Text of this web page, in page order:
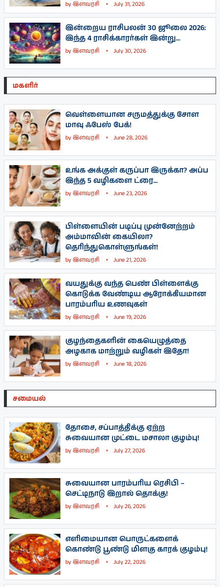
byஇளவரசி July 31, 2026
இன்றைய ராசிபலன் 30 ஜூலை 2026:
இந்த 4 ராசிக்காரர்கள் இன்று...
byஇளவரசி July 30, 2026
மகளிர்
வெள்ளையான சருமத்துக்கு சோள
மாவு ஃபேஸ் பேக்!
byஇளவரசி June 28, 2026
உங்க அக்குள் கருப்பா இருக்கா? அப்ப
இந்த 5 வழிகளை ட்ரை...
byஇளவரசி June 23, 2026
பிள்ளையின் படிப்பு முன்னேற்றம்
அம்மாவின் கையிலா?
தெரிந்துகொள்ளுங்கள்!
byஇளவரசி June 21, 2026
வயதுக்கு வந்த பெண் பிள்ளைக்கு
கொடுக்க வேண்டிய ஆரோக்கியமான
பாரம்பரிய உணவுகள்
byஇளவரசி June 19, 2026
குழந்தைகளின் கையெழுத்தை
அழகாக மாற்றும் வழிகள் இதோ!
byஇளவரசி June 18, 2026
சமையல்
தோசை, சப்பாத்திக்கு ஏற்ற
சுவையான முட்டை மசாலா குழம்பு!
byஇளவரசி July 27, 2026
சுவையான பாரம்பரிய ரெசிபி –
செட்டிநாடு இறால் தொக்கு!
byஇளவரசி July 26, 2026
எளிமையான பொருட்களைக்
கொண்டு பூண்டு மிளகு காரக் குழம்பு!
byஇளவரசி July 22, 2026